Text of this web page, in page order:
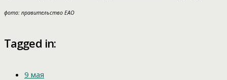
фото: правительство ЕАО
Tagged in:
9 мая